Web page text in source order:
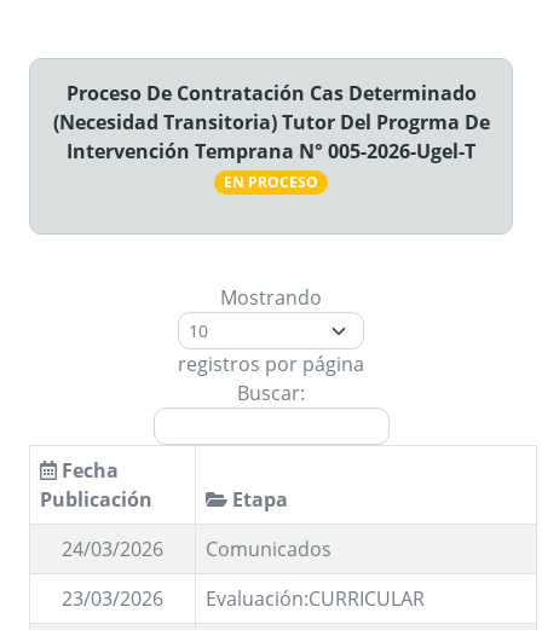
Proceso De Contratación Cas Determinado
(Necesidad Transitoria) Tutor Del Progrma De
Intervención Temprana N° 005-2026-Ugel-T
EN PROCESO
Mostrando
registros por página
Buscar:
Fecha
Publicación
Etapa
24/03/2026
Comunicados
23/03/2026
Evaluación:CURRICULAR